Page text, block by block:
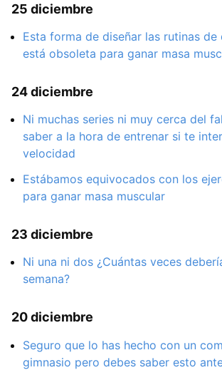
25 diciembre
Esta forma de diseñar las rutinas de
está obsoleta para ganar masa
24 diciembre
Ni muchas series ni muy cerca del
saber a la hora de entrenar si te
velocidad
Estábamos equivocados con los
para ganar masa muscular
23 diciembre
Ni una ni dos ¿Cuántas veces
semana?
20 diciembre
Seguro que lo has hecho con un
gimnasio pero debes saber esto